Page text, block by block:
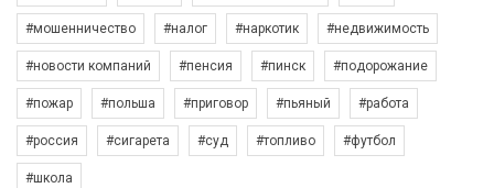
#мошенничество #налог #наркотик #недвижимость
#новости компаний #пенсия #пинск #подорожание
#пожар #польша #приговор #пьяный #работа
#россия #сигарета #суд #топливо #футбол
#школа